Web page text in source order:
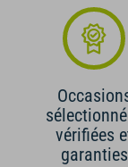
vérifiées
garanties